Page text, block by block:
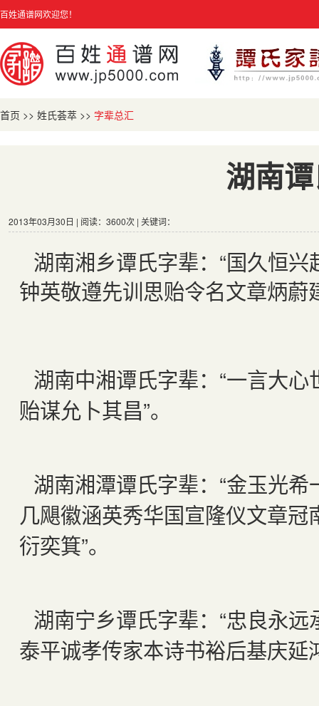
百姓通谱网欢迎您！
首页 >> 姓氏荟萃 >> 字辈总汇
湖南
2013年03月30日 | 阅读：3600次 | 关键词：
湖南湘乡谭氏字辈：“国久恒
钟英敬遵先训思贻令名文章炳蔚
湖南中湘谭氏字辈：“一言大
贻谋允卜其昌”。
湖南湘潭谭氏字辈：“金玉光
几飓徽涵英秀华国宣隆仪文章
衍奕箕”。
湖南宁乡谭氏字辈：“忠良永
泰平诚孝传家本诗书裕后基庆延